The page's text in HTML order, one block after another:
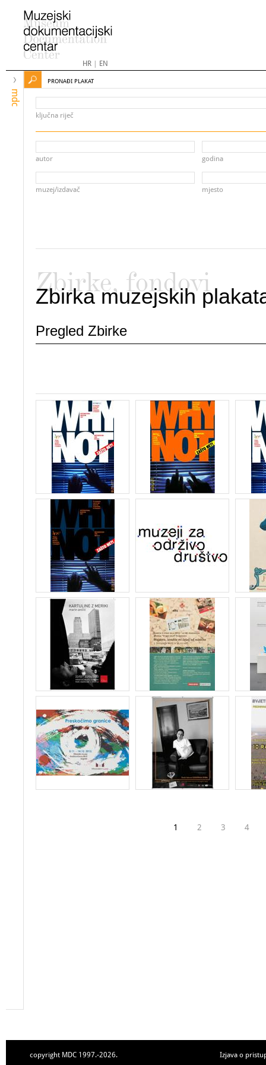
HR| EN
mdc
PRONAĐI PLAKAT
ključna riječ
autor
muzej/izdavač
godina
mjesto
Zbirke, fondovi
Zbirka muzejskih
Pregled Zbirke
1 2 3 4
copyright MDC 1997.-2026. Izjava o